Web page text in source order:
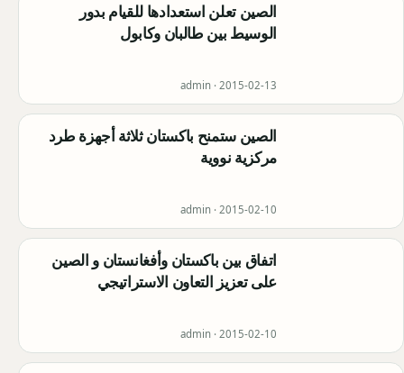
الصين تعلن استعدادها للقيام بدور
الوسيط بين طالبان وكابول
admin · 2015-02-13
الصين ستمنح باكستان ثلاثة أجهزة طرد
مركزية نووية
admin · 2015-02-10
اتفاق بين باكستان وأفغانستان و الصين
على تعزيز التعاون الاستراتيجي
admin · 2015-02-10